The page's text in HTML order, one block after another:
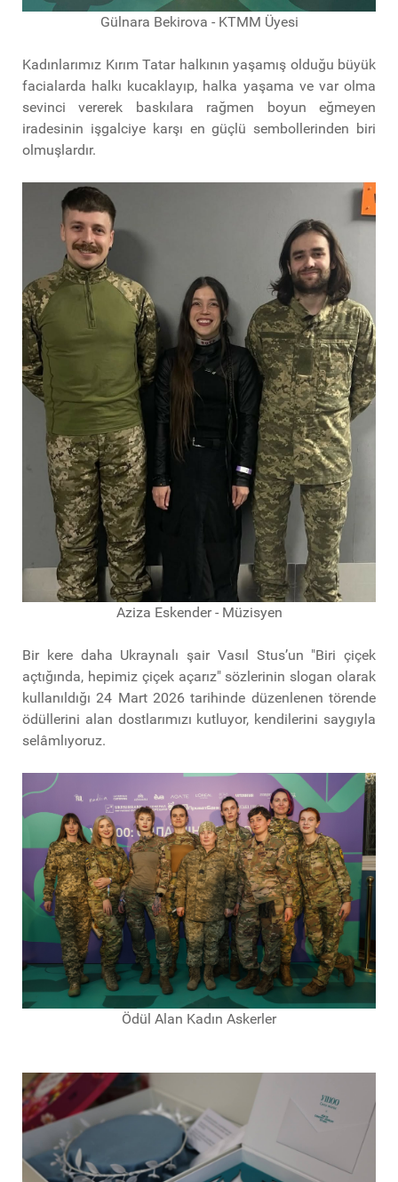
Gülnara Bekirova - KTMM Üyesi
Kadınlarımız Kırım Tatar halkının yaşamış olduğu büyük
facialarda halkı kucaklayıp, halka yaşama ve var olma
sevinci vererek baskılara rağmen boyun eğmeyen
iradesinin işgalciye karşı en güçlü sembollerinden biri
olmuşlardır.
Aziza Eskender - Müzisyen
Bir kere daha Ukraynalı şair Vasıl Stus’un "Biri çiçek
açtığında, hepimiz çiçek açarız" sözlerinin slogan olarak
kullanıldığı 24 Mart 2026 tarihinde düzenlenen törende
ödüllerini alan dostlarımızı kutluyor, kendilerini saygıyla
selâmlıyoruz.
Ödül Alan Kadın Askerler